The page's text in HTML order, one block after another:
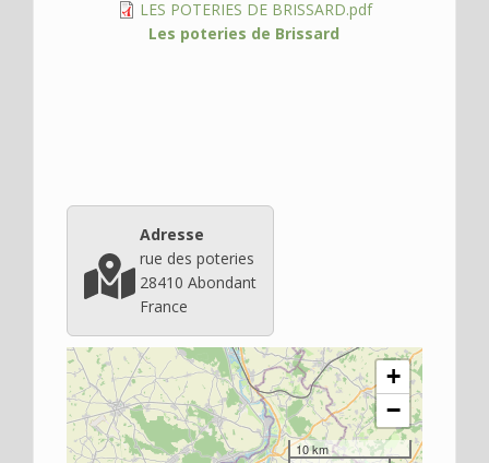
Fichier
(documents)
LES POTERIES DE BRISSARD.pdf
Les poteries de Brissard
Adresse
rue des poteries
28410 Abondant
France
+
−
10 km